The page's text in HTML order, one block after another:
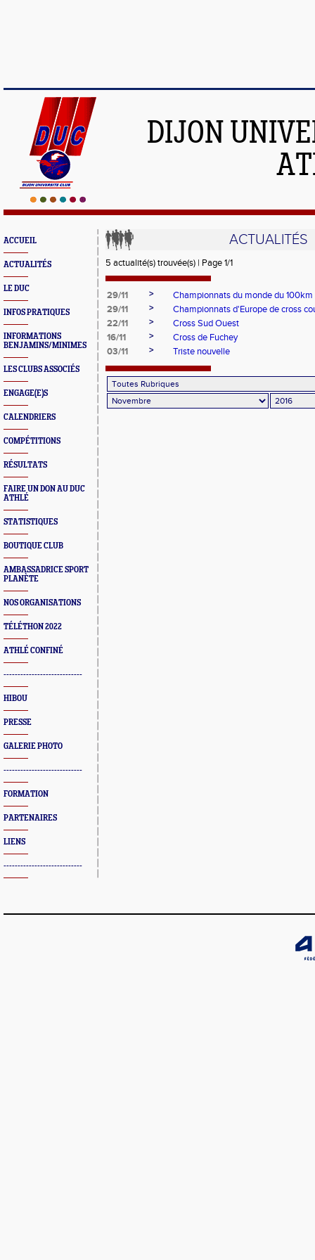
DIJON
ACCUEIL
ACTUALITÉS
LE DUC
INFOS PRATIQUES
INFORMATIONS
BENJAMINS/MINIMES
LES CLUBS ASSOCIÉS
ENGAGE(E)S
CALENDRIERS
COMPÉTITIONS
RÉSULTATS
FAIRE UN DON AU DUC
ATHLÉ
STATISTIQUES
BOUTIQUE CLUB
AMBASSADRICE SPORT
PLANÈTE
NOS ORGANISATIONS
TÉLÉTHON 2022
ATHLÉ CONFINÉ
----------------------------
HIBOU
PRESSE
GALERIE PHOTO
----------------------------
FORMATION
PARTENAIRES
LIENS
----------------------------
ACTUALITÉS
5 actualité(s) trouvée(s) | Page 1/1
29/11 >
Championnats du monde du 100km
29/11
>
Championnats d'Europe de cross
22/11
>
Cross Sud Ouest
16/11
>
Cross de Fuchey
03/11
> Triste nouvelle